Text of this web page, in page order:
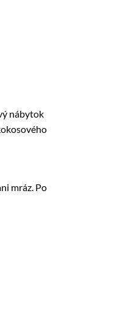
nábytok
mráz. Po